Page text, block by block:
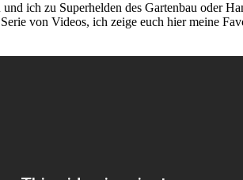
ich zu Superhelden des Gartenbau oder
von Videos, ich zeige euch hier meine